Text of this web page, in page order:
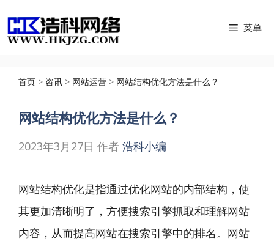
至
菜单
首页 > 咨讯 > 网站运营 > 网站结构优化方法是什么？
网站结构优化方法是什么？
2023年3月27日 作者 浩科小编
网站结构优化是指通过优化网站的内部结构，使
其更加清晰明了，方便搜索引擎抓取和理解网站
内容，从而提高网站在搜索引擎中的排名。网站